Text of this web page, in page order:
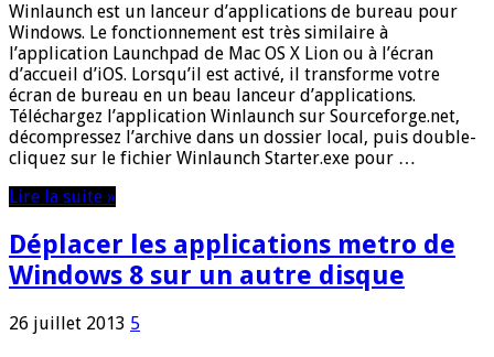
Winlaunch est un lanceur d’applications de bureau pour
Windows. Le fonctionnement est très similaire à
l’application Launchpad de Mac OS X Lion ou à l’écran
d’accueil d’iOS. Lorsqu’il est activé, il transforme votre
écran de bureau en un beau lanceur d’applications.
Téléchargez l’application Winlaunch sur Sourceforge.net,
décompressez l’archive dans un dossier local, puis double-
cliquez sur le fichier Winlaunch Starter.exe pour …
Lire la suite »
Déplacer les applications metro de
Windows 8 sur un autre disque
26 juillet 2013 5